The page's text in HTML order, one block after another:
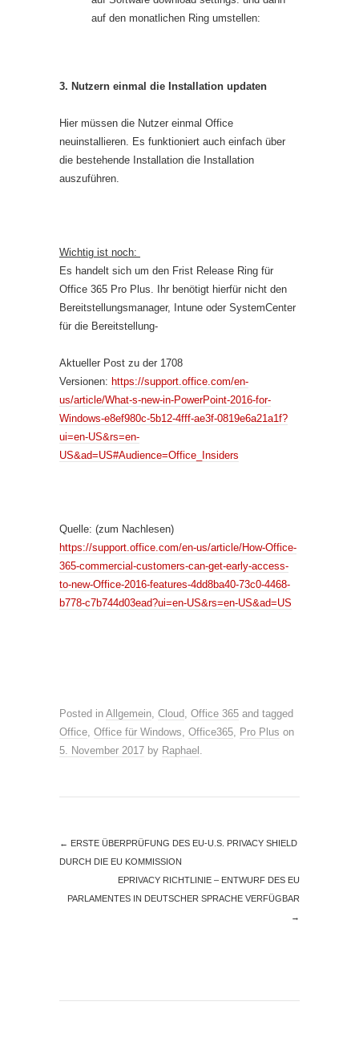
auf den monatlichen Ring umstellen:
3. Nutzern einmal die Installation updaten
Hier müssen die Nutzer einmal Office
neuinstallieren. Es funktioniert auch einfach über
die bestehende Installation die Installation
auszuführen.
Wichtig ist noch:
Es handelt sich um den Frist Release Ring für
Office 365 Pro Plus. Ihr benötigt hierfür nicht den
Bereitstellungsmanager, Intune oder SystemCenter
für die Bereitstellung-
Aktueller Post zu der 1708
Versionen: https://support.office.com/en-
us/article/What-s-new-in-PowerPoint-2016-for-
Windows-e8ef980c-5b12-4fff-ae3f-0819e6a21a1f?
ui=en-US&rs=en-
US&ad=US#Audience=Office_Insiders
Quelle: (zum Nachlesen)
https://support.office.com/en-us/article/How-Office-
365-commercial-customers-can-get-early-access-
to-new-Office-2016-features-4dd8ba40-73c0-4468-
b778-c7b744d03ead?ui=en-US&rs=en-US&ad=US
Posted in Allgemein, Cloud, Office 365 and tagged
Office, Office für Windows, Office365, Pro Plus on
5. November 2017 by Raphael .
← ERSTE ÜBERPRÜFUNG DES EU-U.S. PRIVACY SHIELD
DURCH DIE EU KOMMISSION
EPRIVACY RICHTLINIE – ENTWURF DES EU
PARLAMENTES IN DEUTSCHER SPRACHE VERFÜGBAR
→